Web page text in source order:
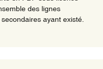
des lignes
ayant existé.